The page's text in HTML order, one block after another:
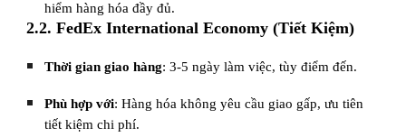
hiểm hàng hóa đầy đủ.
2.2. FedEx International Economy (Tiết Kiệm)
Thời gian giao hàng: 3-5 ngày làm việc, tùy điểm đến.
Phù hợp với: Hàng hóa không yêu cầu giao gấp, ưu tiên
tiết kiệm chi phí.